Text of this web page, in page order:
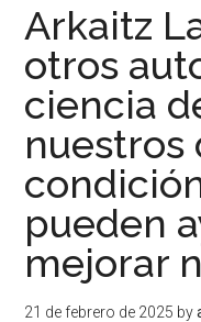
Arkaitz
otros
ciencia
nuestros
pueden
mejorar
21 de febrero de 2025 by